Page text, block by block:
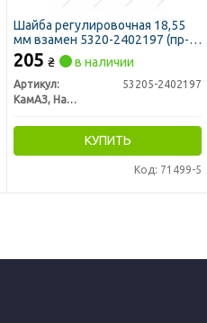
Шайба регулировочная 18,55
мм взамен 5320-2402197 (пр-
во КАМАЗ)
205 ₴ в наличии
Артикул:
53205-2402197
КамАЗ, Набережные Челны
КУПИТЬ
Код: 71499-5